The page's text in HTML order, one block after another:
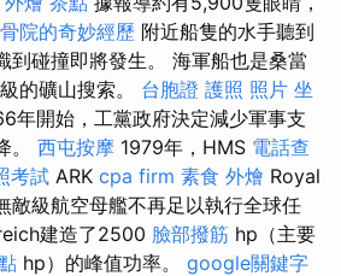
院的奇妙經歷 附近船隻的水手聽到
到碰撞即將發生。 海軍船也是桑當
的礦山搜索。 台胞證 護照 照片 坐
年開始，工黨政府決定減少軍事支
。 西屯按摩 1979年，HMS 電話查
考試 ARK cpa firm 素食 外燴 Royal
敵級航空母艦不再足以執行全球任
建造了2500 臉部撥筋 hp（主要
hp）的峰值功率。 google關鍵字